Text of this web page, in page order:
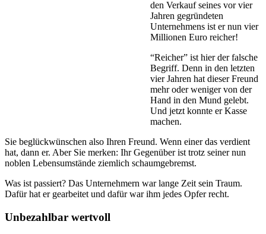
den Verkauf seines vor vier
Jahren gegründeten
Unternehmens ist er nun vier
Millionen Euro reicher!
“Reicher” ist hier der falsche
Begriff. Denn in den letzten
vier Jahren hat dieser Freund
mehr oder weniger von der
Hand in den Mund gelebt.
Und jetzt konnte er Kasse
machen.
Sie beglückwünschen also Ihren Freund. Wenn einer das verdient
hat, dann er. Aber Sie merken: Ihr Gegenüber ist trotz seiner nun
noblen Lebensumstände ziemlich schaumgebremst.
Was ist passiert? Das Unternehmern war lange Zeit sein Traum.
Dafür hat er gearbeitet und dafür war ihm jedes Opfer recht.
Unbezahlbar wertvoll